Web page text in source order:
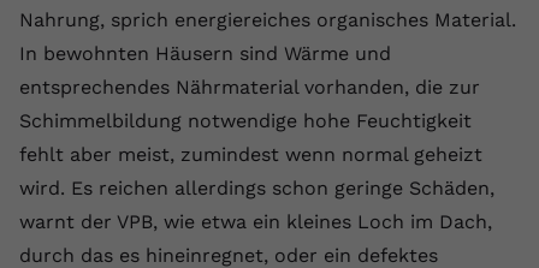
Nahrung, sprich energiereiches organisches Material.
In bewohnten Häusern sind Wärme und
entsprechendes Nährmaterial vorhanden, die zur
Schimmelbildung notwendige hohe Feuchtigkeit
fehlt aber meist, zumindest wenn normal geheizt
wird. Es reichen allerdings schon geringe Schäden,
warnt der VPB, wie etwa ein kleines Loch im Dach,
durch das es hineinregnet, oder ein defektes
Benutzereinstellungen zu ermöglichen.
Name CONSENT
Anbieter youtube.com
2 Jahre
Zweck
YouTube setzt dieses Cookie über
eingebettete YouTube-Videos und